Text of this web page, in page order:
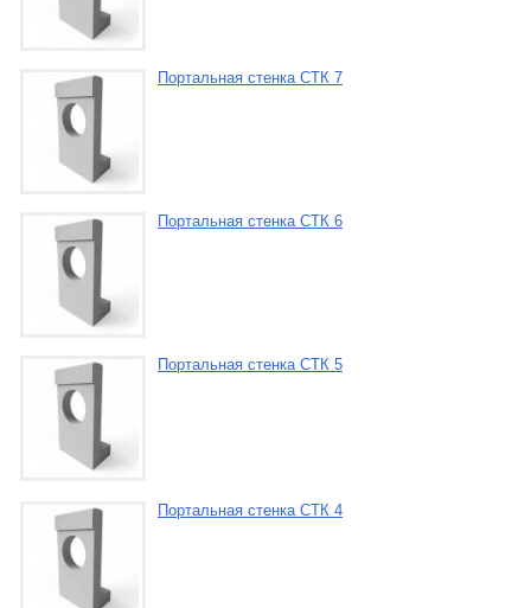
Портальная стенка СТК 7
Портальная стенка СТК 6
Портальная стенка СТК 5
Портальная стенка СТК 4